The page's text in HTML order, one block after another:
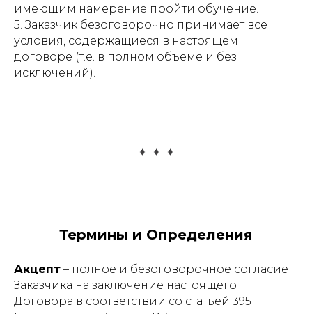
имеющим намерение пройти обучение.
5. Заказчик безоговорочно принимает все
условия, содержащиеся в настоящем
договоре (т.е. в полном объеме и без
исключений).
Термины и Определения
Акцепт – полное и безоговорочное согласие
Заказчика на заключение настоящего
Договора в соответствии со статьей 395